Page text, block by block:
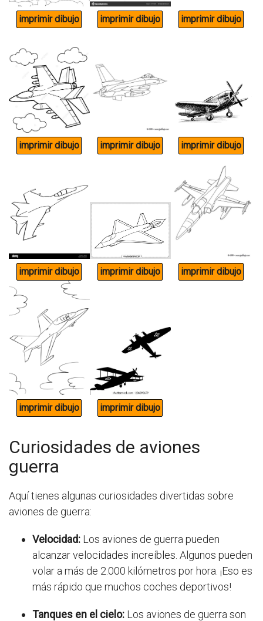
Curiosidades de aviones
guerra
Aquí tienes algunas curiosidades divertidas sobre
aviones de guerra:
Velocidad: Los aviones de guerra pueden
alcanzar velocidades increíbles. Algunos pueden
volar a más de 2.000 kilómetros por hora. ¡Eso es
más rápido que muchos coches deportivos!
Tanques en el cielo: Los aviones de guerra son